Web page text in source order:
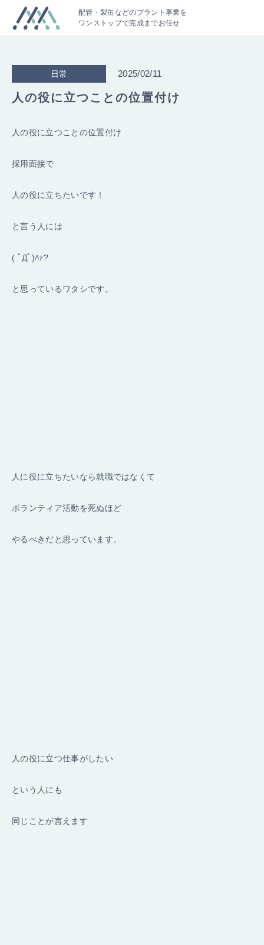
配管・製缶などのプラント事業を
ワンストップで完成までお任せ
日常 2025/02/11
人の役に立つことの位置付け
人の役に立つことの位置付け
採用面接で
人の役に立ちたいです！
と言う人には
( ﾟДﾟ)ﾊｧ?
と思っているワタシです。
人に役に立ちたいなら就職ではなくて
ボランティア活動を死ぬほど
やるべきだと思っています。
人の役に立つ仕事がしたい
という人にも
同じことが言えます